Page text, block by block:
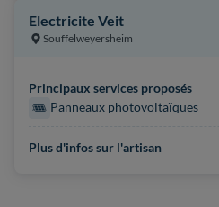
Electricite Veit
Souffelweyersheim
Principaux services proposés
Panneaux photovoltaïques
Plus d'infos sur l'artisan